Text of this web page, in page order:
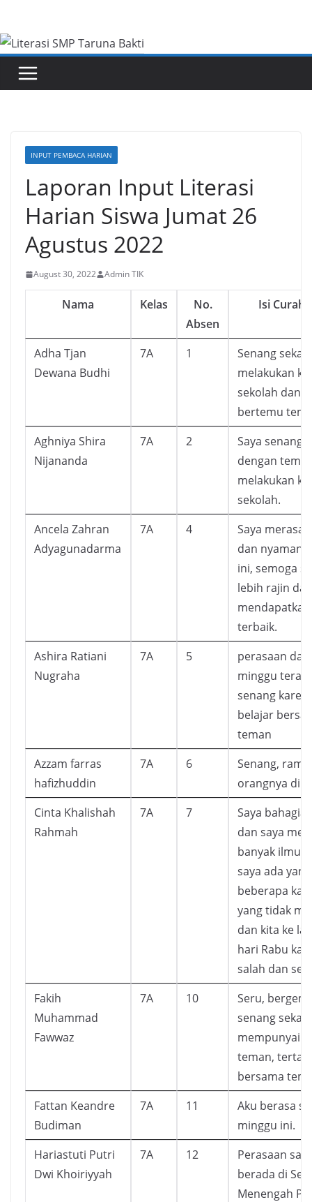
content
INPUT PEMBACA HARIAN
Laporan Input Literasi
Harian Siswa Jumat 26
Agustus 2022
August 30, 2022 Admin TIK
Nama Kelas
No.
Absen
Isi
Adha Tjan
Dewana Budhi
7A 1
Senang sekali
melakukan
sekolah dan
bertemu
Aghniya Shira
Nijananda
7A 2
Saya senang
dengan
melakukan
sekolah.
Ancela Zahran
Adyagunadarma
7A 4
Saya merasa
dan nyaman
ini, semoga
lebih rajin dan
terbaik.
Ashira Ratiani
Nugraha
7A 5
perasaan
minggu
senang
belajar
teman
Azzam farras
hafizhuddin
7A 6
Senang,
orangnya di
Cinta Khalishah
Rahmah
7A 7
Saya bahagia
dan saya
banyak ilmu
saya ada yang
beberapa
yang tidak
dan kita ke
hari Rabu
salah dan
Fakih
Muhammad
Fawwaz
7A 10
Seru,
senang
mempunyai
teman,
bersama
Fattan Keandre
Budiman
7A 11
Aku berasa
minggu ini.
Hariastuti Putri
Dwi Khoiriyyah
7A 12
Perasaan
berada di
Menengah